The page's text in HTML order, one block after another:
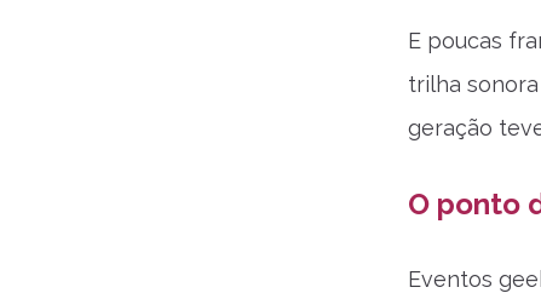
E poucas
trilha
geração
O ponto
Eventos